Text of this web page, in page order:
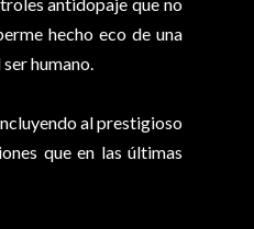
hecho eco de una
humano.
al prestigioso
que en las últimas